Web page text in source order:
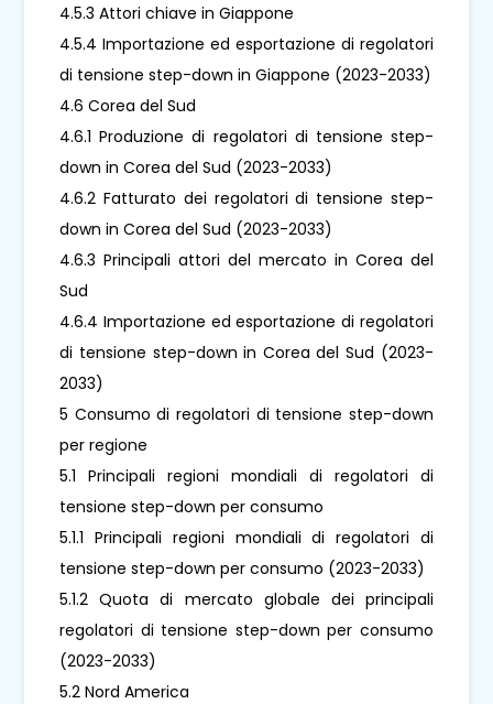
4.5.3 Attori chiave in Giappone
4.5.4 Importazione ed esportazione di regolatori
di tensione step-down in Giappone (2023-2033)
4.6 Corea del Sud
4.6.1 Produzione di regolatori di tensione step-
down in Corea del Sud (2023-2033)
4.6.2 Fatturato dei regolatori di tensione step-
down in Corea del Sud (2023-2033)
4.6.3 Principali attori del mercato in Corea del
Sud
4.6.4 Importazione ed esportazione di regolatori
di tensione step-down in Corea del Sud (2023-
2033)
5 Consumo di regolatori di tensione step-down
per regione
5.1 Principali regioni mondiali di regolatori di
tensione step-down per consumo
5.1.1 Principali regioni mondiali di regolatori di
tensione step-down per consumo (2023-2033)
5.1.2 Quota di mercato globale dei principali
regolatori di tensione step-down per consumo
(2023-2033)
5.2 Nord America